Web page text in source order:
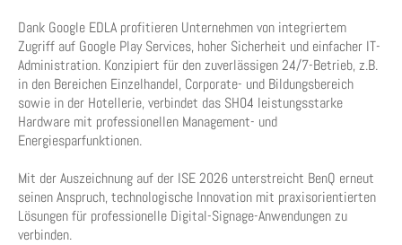
Dank Google EDLA profitieren Unternehmen von integriertem
Zugriff auf Google Play Services, hoher Sicherheit und einfacher IT-
Administration. Konzipiert für den zuverlässigen 24/7-Betrieb, z.B.
in den Bereichen Einzelhandel, Corporate- und Bildungsbereich
sowie in der Hotellerie, verbindet das SH04 leistungsstarke
Hardware mit professionellen Management- und
Energiesparfunktionen.
Mit der Auszeichnung auf der ISE 2026 unterstreicht BenQ erneut
seinen Anspruch, technologische Innovation mit praxisorientierten
Lösungen für professionelle Digital-Signage-Anwendungen zu
verbinden.